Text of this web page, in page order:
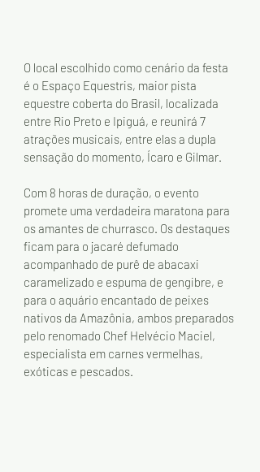
O local escolhido como cenário da festa
é o Espaço Equestris, maior pista
equestre coberta do Brasil, localizada
entre Rio Preto e Ipiguá, e reunirá 7
atrações musicais, entre elas a dupla
sensação do momento, Ícaro e Gilmar.
Com 8 horas de duração, o evento
promete uma verdadeira maratona para
os amantes de churrasco. Os destaques
ficam para o jacaré defumado
acompanhado de purê de abacaxi
caramelizado e espuma de gengibre, e
para o aquário encantado de peixes
nativos da Amazônia, ambos preparados
pelo renomado Chef Helvécio Maciel,
especialista em carnes vermelhas,
exóticas e pescados.